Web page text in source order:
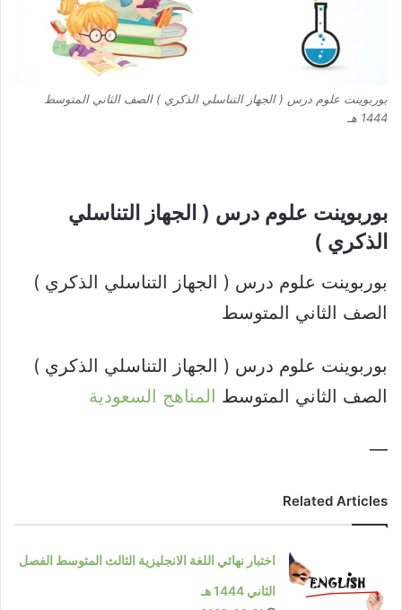
بوربوينت علوم درس ( الجهاز التناسلي الذكري ) الصف الثاني المتوسط
1444 هـ
بوربوينت علوم درس ( الجهاز التناسلي
الذكري )​
بوربوينت علوم درس ( الجهاز التناسلي الذكري )
الصف الثاني المتوسط
بوربوينت علوم درس ( الجهاز التناسلي الذكري )
الصف الثاني المتوسط المناهج السعودية
—
Related Articles
اختبار نهائي اللغة الانجليزية الثالث المتوسط الفصل
الثاني 1444 هـ